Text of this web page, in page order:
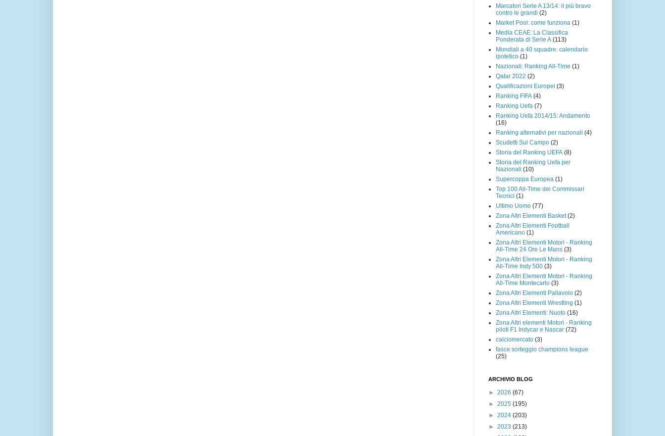
Marcatori Serie A 13/14: il più bravo
contro le grandi (2)
Market Pool: come funziona (1)
Media CEAE: La Classifica
Ponderata di Serie A (113)
Mondiali a 40 squadre: calendario
ipotetico (1)
Nazionali: Ranking All-Time (1)
Qatar 2022 (2)
Qualificazioni Europei (3)
Ranking FIFA (4)
Ranking Uefa (7)
Ranking Uefa 2014/15: Andamento
(16)
Ranking alternativi per nazionali (4)
Scudetti Sul Campo (2)
Storia del Ranking UEFA (8)
Storia del Ranking Uefa per
Nazionali (10)
Supercoppa Europea (1)
Top 100 All-Time dei Commissari
Tecnici (1)
Ultimo Uomo (77)
Zona Altri Elementi Basket (2)
Zona Altri Elementi Football
Americano (1)
Zona Altri Elementi Motori - Ranking
All-Time 24 Ore Le Mans (3)
Zona Altri Elementi Motori - Ranking
All-Time Indy 500 (3)
Zona Altri Elementi Motori - Ranking
All-Time Montecarlo (3)
Zona Altri Elementi Pallavolo (2)
Zona Altri Elementi Wrestling (1)
Zona Altri Elementi: Nuoto (16)
Zona Altri elementi Motori - Ranking
piloti F1 Indycar e Nascar (72)
calciomercato (3)
fasce sorteggio champions league
(25)
ARCHIVIO BLOG
► 2026 (67)
► 2025 (195)
► 2024 (203)
► 2023 (213)